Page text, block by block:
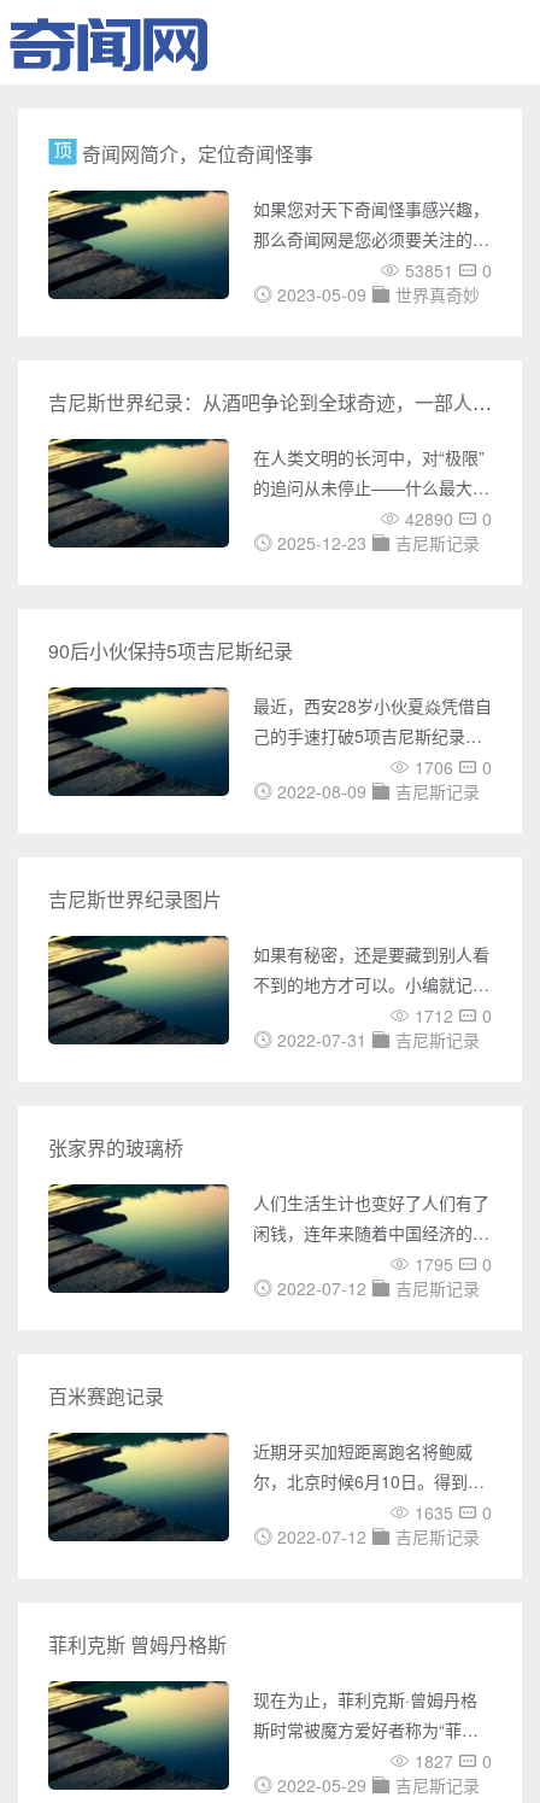
奇闻网简介，定位奇闻怪事
如果您对天下奇闻怪事感兴趣，
那么奇闻网是您必须要关注的网
站。奇闻网是一个专门介绍世界
各地奇闻怪事的网站，它涵盖了
奇闻、恐怖故事、考古发现、宇
宙奥秘、吉尼斯记录等多个方
面，它的内容极为丰富，涉及面
广，为您带来了无数神秘之旅。
在奇闻网上，您可以了解各种国
内外UFO事件的报道，包括
道，包括鬼魂附身、异象出现等
时，奇闻网还收集了大量未解之
谜的
53851
0
2023-05-09
世界真奇妙
吉尼斯世界纪录：从酒吧争论到全球奇迹，一部人类成就的“极限”百科全书
在人类文明的长河中，对“极限”
的追问从未停止——什么最大、
什么最快、什么最高？七十年
前，一场关于“欧洲哪种猎鸟飞
是吉尼斯世界纪录的起点。它从
一本为解决酒客争论而生的参考
书，演变为今天认证全球“世界
之最”的绝对权威，不仅记录着
自然的壮丽与人类的奇思妙想，
更成为一面映照人类探索、娱乐
比弗爵士在爱尔兰参加一场
42890
0
2025-12-23
吉尼斯记录
90后小伙保持5项吉尼斯纪录
最近，西安28岁小伙夏焱凭借自
己的手速打破5项吉尼斯纪录，
惊呆了小粽，下面带大家看看这
个能人有多厉害！ 首先，他拿
保持者、盲解华容道吉尼斯纪录
保持者、手机键盘打出字母表速
度最快纪录保持者。 另外，他
打破5项世界纪录也很快，只用
1706
0
2022-08-09
吉尼斯记录
吉尼斯世界纪录图片
如果有秘密，还是要藏到别人看
不到的地方才可以。小编就记得
小时候有一种叫隐形墨水的东
西，吉尼斯跳绳记录用它写在纸
找尼莫（Finding Nemo）”的彩
色打印照片创造了新的吉尼斯世
界纪录。吉尼斯性记录这张照片
被称作是
1712
0
2022-07-31
吉尼斯记录
张家界的玻璃桥
人们生活生计也变好了人们有了
闲钱，连年来随着中国经济的快
速成长。开端享受游览，旅行也
开端活跃起来，重要观光地为了
制自己心里的发抖，更有很多不
敢过桥的人们只怕一不留神就掉
进万丈深渊，那为什么会有这样
的想法呢？ 不过在于玻璃桥是
1795
0
2022-07-12
吉尼斯记录
百米赛跑记录
近期牙买加短距离跑名将鲍威
尔，北京时候6月10日。得到吉
尼斯世界记载的官方认证。从
2004年6月12日到2016年9月1
承认了较着鲍威尔很开心。 鲍
威尔的短距离跑职业生涯也是巨
大的现年39岁的鲍威尔从2004
年开端就成为世界顶级飞人，曾
1635
0
2022-07-12
吉尼斯记录
菲利克斯 曾姆丹格斯
现在为止，菲利克斯·曾姆丹格
斯时常被魔方爱好者称为“菲神”
由于他确切是个无人能比的魔方
蠢才。菲利克斯·曾姆丹格斯是
1827
0
2022-05-29
吉尼斯记录